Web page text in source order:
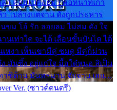
า คอยไปคอยมา คือหน้าที่เก่า
ไปล้างแต่จาน ดั่งถูกประหาร
ขม โอ้ รัก ลอยลม ไม่สม ดัง ใจ
นเท่าใด จะได้ เลื่อนขั้นบันได ได้
เหงา เห็นเขามีคู่ ซมดู มีคู่ก็ม่วน
มันซึ้ง อยู่แก่ใจ มื้อใด๋หนอ สิเป็น
ฮาซิด้าน มันทรมาน จับจาน เอย…
Ver. (ซาวด์ดนตรี)